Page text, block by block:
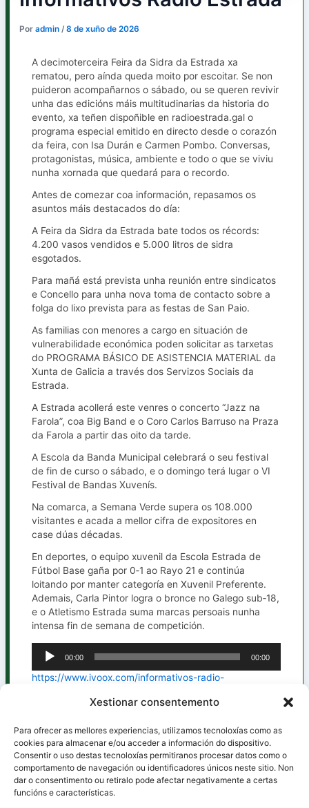
Xestionar consentemento
Para ofrecer as mellores experiencias, utilizamos tecnoloxías como as
cookies para almacenar e/ou acceder a información do dispositivo.
Consentir o uso destas tecnoloxías permitiranos procesar datos como o
comportamento de navegación ou identificadores únicos neste sitio. Non
dar o consentimento ou retiralo pode afectar negativamente a certas
funcións e características.
Poradmin/8 de xuño de 2026
A decimoterceira Feira da Sidra da Estrada xa
rematou, pero aínda queda moito por escoitar. Se non
puideron acompañarnos o sábado, ou se queren revivir
unha das edicións máis multitudinarias da historia do
evento, xa teñen dispoñible en radioestrada.gal o
programa especial emitido en directo desde o corazón
da feira, con Isa Durán e Carmen Pombo. Conversas,
protagonistas, música, ambiente e todo o que se viviu
nunha xornada que quedará para o recordo.
Antes de comezar coa información, repasamos os
asuntos máis destacados do día:
A Feira da Sidra da Estrada bate todos os récords:
4.200 vasos vendidos e 5.000 litros de sidra
esgotados.
Para mañá está prevista unha reunión entre sindicatos
e Concello para unha nova toma de contacto sobre a
folga do lixo prevista para as festas de San Paio.
As familias con menores a cargo en situación de
vulnerabilidade económica poden solicitar as tarxetas
do PROGRAMA BÁSICO DE ASISTENCIA MATERIAL da
Xunta de Galicia a través dos Servizos Sociais da
Estrada.
A Estrada acollerá este venres o concerto “Jazz na
Farola”, coa Big Band e o Coro Carlos Barruso na Praza
da Farola a partir das oito da tarde.
A Escola da Banda Municipal celebrará o seu festival
de fin de curso o sábado, e o domingo terá lugar o VI
Festival de Bandas Xuvenís.
Na comarca, a Semana Verde supera os 108.000
visitantes e acada a mellor cifra de expositores en
case dúas décadas.
En deportes, o equipo xuvenil da Escola Estrada de
Fútbol Base gaña por 0‑1 ao Rayo 21 e continúa
loitando por manter categoría en Xuvenil Preferente.
Ademais, Carla Pintor logra o bronce no Galego sub‑18,
e o Atletismo Estrada suma marcas persoais nunha
intensa fin de semana de competición.
Reproductor
de
00:00 00:00
https://www.ivoox.com/informativos-radio-
ANTERIOR SIGUIENTE